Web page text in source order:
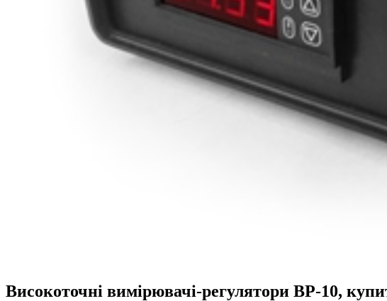
Високоточні вимірювачі-регулятори ВР-10,